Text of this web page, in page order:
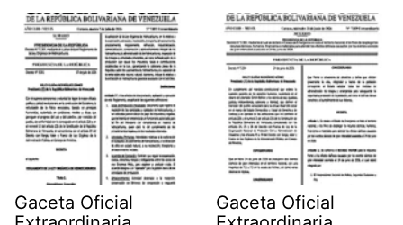
Gaceta Oficial
Gaceta Oficial